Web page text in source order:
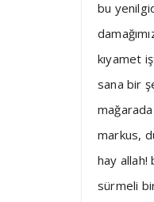
bu
kıyamet
sana bir
markus,
hay allah!
sürmeli